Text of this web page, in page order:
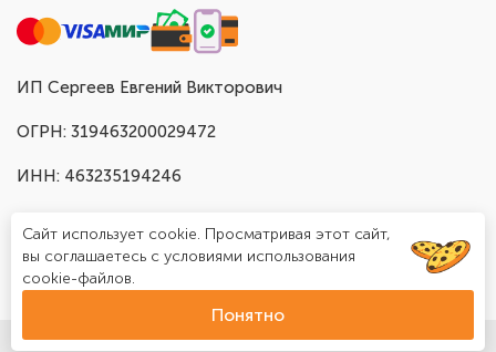
ИП Сергеев Евгений Викторович
ОГРН: 319463200029472
ИНН: 463235194246
© Доставка шаров в Москве "Шар Хаус", 2025
Сайт использует cookie. Просматривая этот сайт,
вы соглашаетесь с условиями использования
cookie-файлов.
Понятно